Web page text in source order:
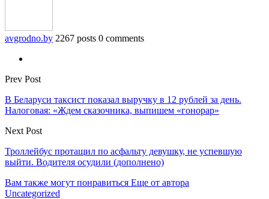
avgrodno.by 2267 posts 0 comments
Prev Post
В Беларуси таксист показал выручку в 12 рублей за день.
Налоговая: «Ждем сказочника, выпишем «гонорар»
Next Post
Троллейбус протащил по асфальту девушку, не успевшую
выйти. Водителя осудили (дополнено)
Вам также могут понравиться Еще от автора
Uncategorized